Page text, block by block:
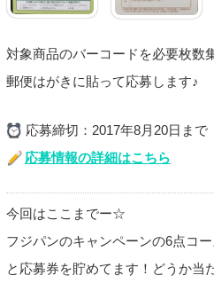
対象商品のバーコードを必要枚数
郵便はがきに貼って応募します♪
応募締切：2017年8月20日まで
応募情報の詳細はこちら
今回はここまでー☆
フジパンのキャンペーンの6点コ
と応募券を貯めてます！どうか当